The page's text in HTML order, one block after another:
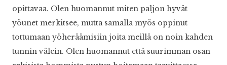
opittavaa. Olen huomannut miten paljon hyvät
yöunet merkitsee, mutta samalla myös oppinut
tottumaan yöheräämisiin joita meillä on noin kahden
tunnin välein. Olen huomannut että suurimman osan